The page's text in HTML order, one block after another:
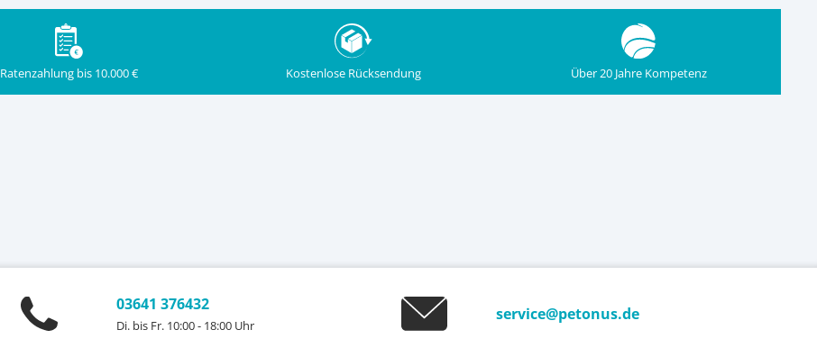
Ratenzahlung bis 10.000 € Kostenlose Rücksendung Über 20 Jahre Kompetenz
03641 376432
Di. bis Fr. 10:00 - 18:00 Uhr
service@petonus.de